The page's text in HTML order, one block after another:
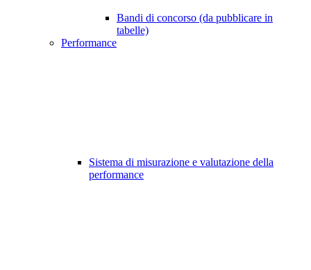
Bandi di concorso (da pubblicare in
tabelle)
Performance
Sistema di misurazione e valutazione della
performance